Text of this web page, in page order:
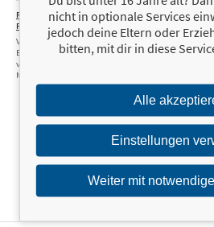
15,00 €
Richtung
Paradies
Von den Blocks aus
Baalbek zum Traum
von Heimat, Gold und
Macht
19,99 €
Richtung
Von den Blocks aus
Baalbek zum Traum
nicht in optionale Services
jedoch deine Eltern oder
bitten, mit dir in diese
Alle
Einstellungen
Weiter mit